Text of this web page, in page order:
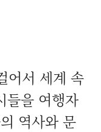
어서 세계 속
들을 여행자
역사와 문